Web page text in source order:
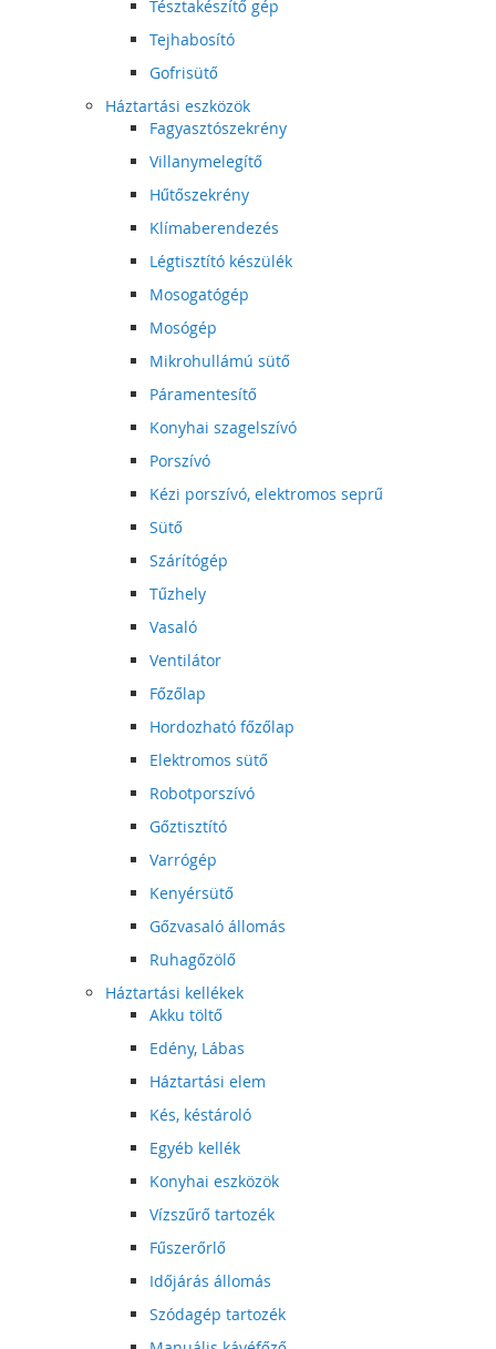
Tésztakészítő gép
Tejhabosító
Gofrisütő
Háztartási eszközök
Fagyasztószekrény
Villanymelegítő
Hűtőszekrény
Klímaberendezés
Légtisztító készülék
Mosogatógép
Mosógép
Mikrohullámú sütő
Páramentesítő
Konyhai szagelszívó
Porszívó
Kézi porszívó, elektromos seprű
Sütő
Szárítógép
Tűzhely
Vasaló
Ventilátor
Főzőlap
Hordozható főzőlap
Elektromos sütő
Robotporszívó
Gőztisztító
Varrógép
Kenyérsütő
Gőzvasaló állomás
Ruhagőzölő
Háztartási kellékek
Akku töltő
Edény, Lábas
Háztartási elem
Kés, késtároló
Egyéb kellék
Konyhai eszközök
Vízszűrő tartozék
Fűszerőrlő
Időjárás állomás
Szódagép tartozék